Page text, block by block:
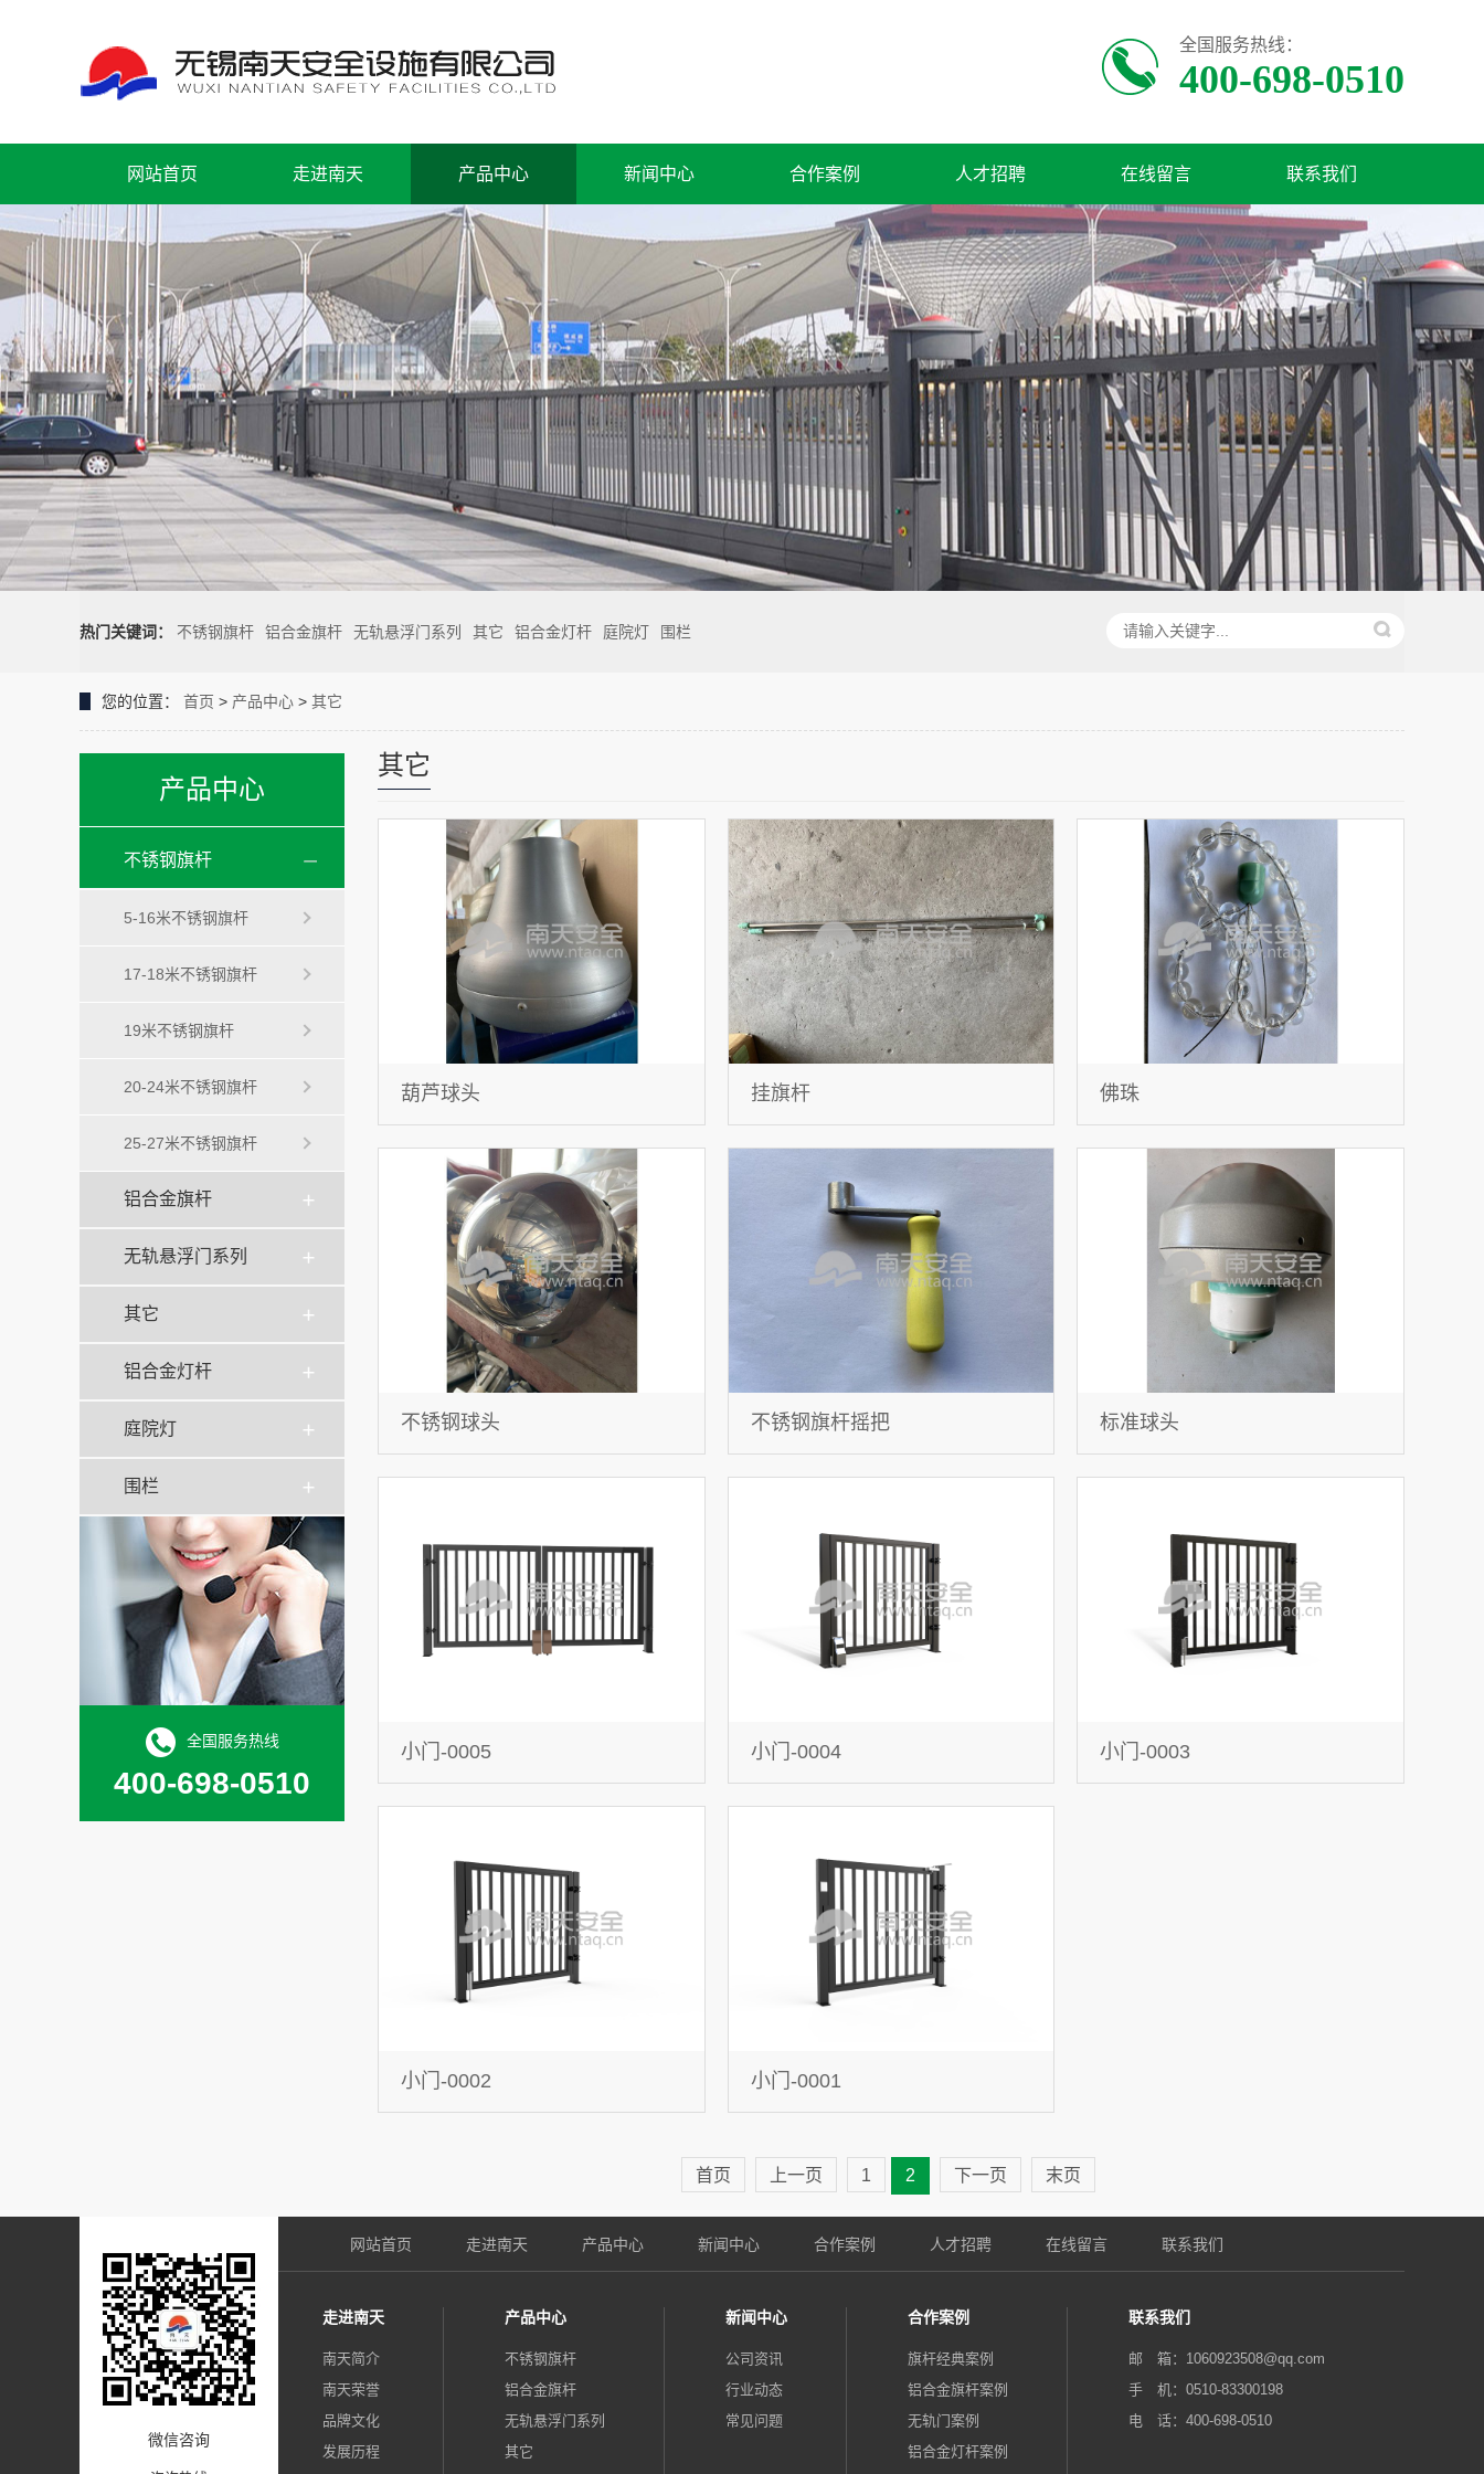
全国服务热线：
400-698-0510
网站首页 走进南天 产品中心 新闻中心 合作案例 人才招聘 在线留言 联系我们
热门关键词： 不锈钢旗杆 铝合金旗杆 无轨悬浮门系列 其它 铝合金灯杆 庭院灯 围栏
您的位置： 首页 > 产品中心 > 其它
产品中心
不锈钢旗杆
5-16米不锈钢旗杆
17-18米不锈钢旗杆
19米不锈钢旗杆
20-24米不锈钢旗杆
25-27米不锈钢旗杆
铝合金旗杆
无轨悬浮门系列
其它
铝合金灯杆
庭院灯
围栏
全国服务热线
400-698-0510
其它
葫芦球头 挂旗杆 佛珠
不锈钢球头 不锈钢旗杆摇把 标准球头
小门-0005 小门-0004 小门-0003
小门-0002 小门-0001
首页 上一页 1 2 下一页 末页
微信咨询
网站首页 走进南天 产品中心 新闻中心 合作案例 人才招聘 在线留言 联系我们
走进南天
南天简介
南天荣誉
品牌文化
发展历程
产品中心
不锈钢旗杆
铝合金旗杆
无轨悬浮门系列
其它
新闻中心
公司资讯
行业动态
常见问题
合作案例
旗杆经典案例
铝合金旗杆案例
无轨门案例
铝合金灯杆案例
联系我们
邮 箱：1060923508@qq.com‬
手 机：0510-83300198
电 话：400-698-0510